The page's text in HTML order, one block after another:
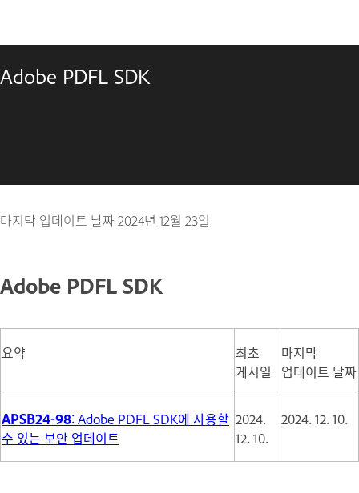
Adobe PDFL SDK
마지막 업데이트 날짜2024년 12월 23일
Adobe PDFL SDK
요약
최초
게시일
마지막
업데이트 날짜
APSB24-98: Adobe PDFL SDK에 사용할
수 있는 보안 업데이트
2024.
12. 10.
2024. 12. 10.